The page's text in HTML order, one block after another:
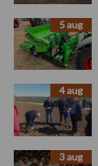
5 aug
4 aug
3 aug